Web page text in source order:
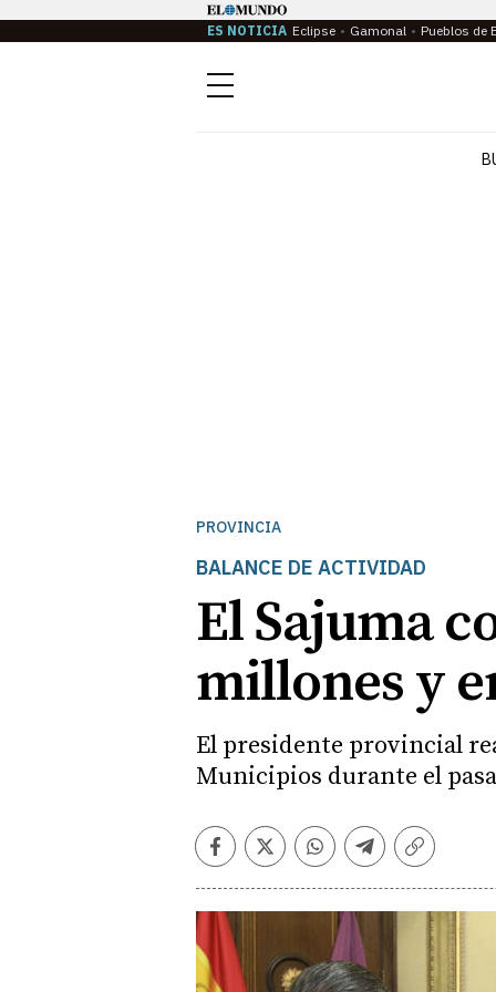
ES NOTICIA Eclipse Gamonal Pueblos de
Menú
PROVINCIA
BALANCE DE ACTIVIDAD
El Sajuma
millones y
El presidente provincial
Municipios durante el
Facebook
TwitterWhatsapp
Telegram
Copiar